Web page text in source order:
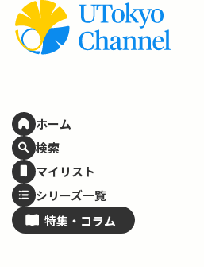
ホーム
検索
マイリスト
シリーズ一覧
特集・ コラム